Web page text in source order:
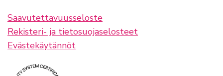
Saavutettavuusseloste
Rekisteri- ja tietosuojaselosteet
Evästekäytännöt